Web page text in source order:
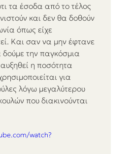
τα έσοδα από το τέλος
και δεν θα δοθούν
όπως είχε
Και σαν να μην έφτανε
την παγκόσμια
η ποσότητα
για
λόγω μεγαλύτερου
που διακινούνται
watch?